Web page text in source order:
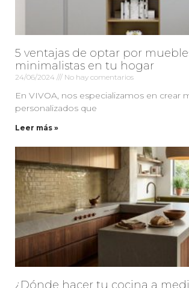
5 ventajas de optar por
minimalistas en tu hogar
24/06/2024 No hay comentarios
En VIVOA, nos especializamos en crear
personalizados que
Leer más »
¿Dónde hacer tu cocina a